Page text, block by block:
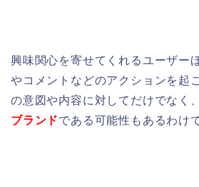
興味関心を寄せてくれるユーザー
やコメントなどのアクションを起
の意図や内容に対してだけでなく、
ブランドである可能性もあるわけ